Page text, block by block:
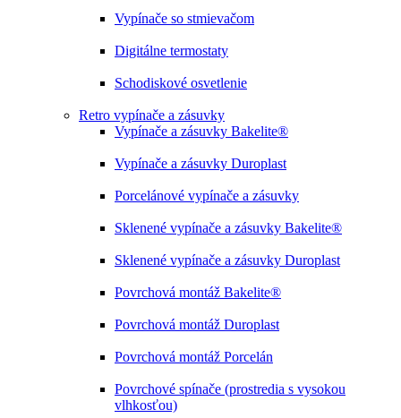
Vypínače so stmievačom
Digitálne termostaty
Schodiskové osvetlenie
Retro vypínače a zásuvky
Vypínače a zásuvky Bakelite®
Vypínače a zásuvky Duroplast
Porcelánové vypínače a zásuvky
Sklenené vypínače a zásuvky Bakelite®
Sklenené vypínače a zásuvky Duroplast
Povrchová montáž Bakelite®
Povrchová montáž Duroplast
Povrchová montáž Porcelán
Povrchové spínače (prostredia s vysokou
vlhkosťou)